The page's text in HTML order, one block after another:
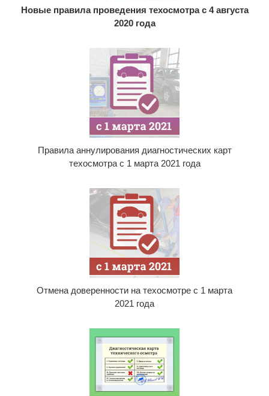
Новые правила проведения техосмотра с 4 августа
2020 года
Правила аннулирования диагностических карт
техосмотра с 1 марта 2021 года
Отмена доверенности на техосмотре с 1 марта
2021 года